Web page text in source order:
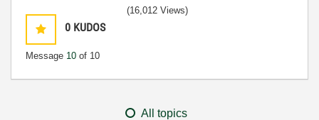
0 KUDOS
Message 10 of 10
(16,012 Views)
All topics